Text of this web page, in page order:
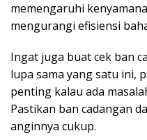
memengaruhi
mengurangi efisiensi
Ingat juga buat cek ban
lupa sama yang satu ini,
penting kalau ada
Pastikan ban cadangan
anginnya cukup.